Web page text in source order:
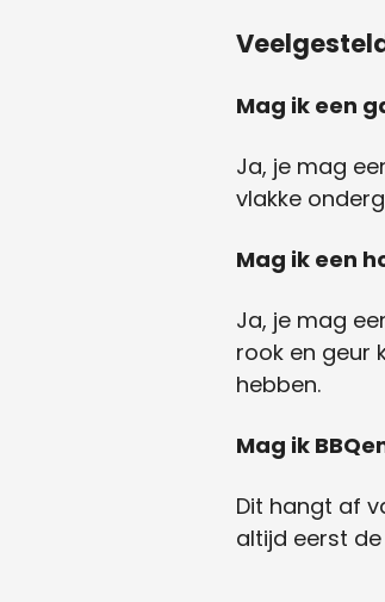
Mag ik een
Ja, je mag
vlakke
Mag ik een
Ja, je mag
rook en geur
hebben.
Mag ik
Dit hangt af
altijd eerst